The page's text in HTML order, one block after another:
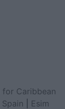
for Caribbean
Esim